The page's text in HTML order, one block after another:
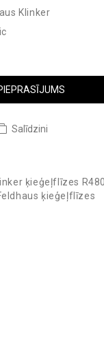
Klinker
Salīdzini
ķieģeļflīzes R480
ķieģeļflīzes